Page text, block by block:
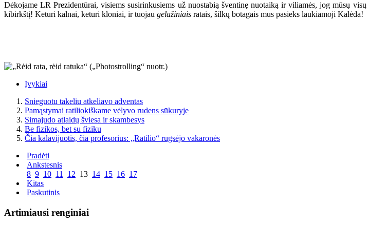
Dėkojame LR Prezidentūrai, visiems susirinkusiems už nuostabią šventinę nuotaiką ir viliamės, jog mūsų
kibirkštį! Keturi kalnai, keturi kloniai, ir tuojau gelažiniais ratais, šilkų botagais mus pasieks laukiamoji Kalėda!
Įvykiai
Snieguotu takeliu atkeliavo adventas
Pamąstymai ratiliokiškame vėlyvo rudens sūkuryje
Simajudo atlaidų šviesa ir skambesys
Be fizikos, bet su fiziku
Čia kalavijuotis, čia profesorius: „Ratilio“ rugsėjo vakaronės
Pradėti
Ankstesnis
8 9 10 11 12 13 14 15 16 17
Kitas
Paskutinis
Artimiausi renginiai